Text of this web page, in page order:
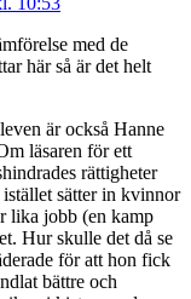
med de
här så är det helt
är också Hanne
läsaren för ett
rättigheter
sätter in kvinnor
lika jobb (en kamp
Hur skulle det då se
för att hon fick
bättre och